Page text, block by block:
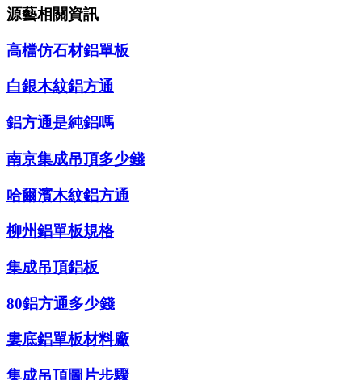
源藝相關資訊
高檔仿石材鋁單板
白銀木紋鋁方通
鋁方通是純鋁嗎
南京集成吊頂多少錢
哈爾濱木紋鋁方通
柳州鋁單板規格
集成吊頂鋁板
80鋁方通多少錢
婁底鋁單板材料廠
集成吊頂圖片步驟